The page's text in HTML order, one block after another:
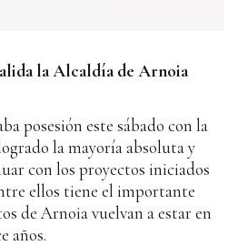
la Alcaldía de Arnoia
posesión este sábado con la
la mayoría absoluta y
con los proyectos iniciados
ellos tiene el importante
de Arnoia vuelvan a estar en
años.